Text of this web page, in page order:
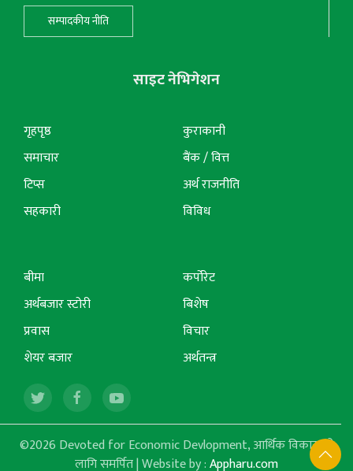
सम्पादकीय नीति
साइट नेभिगेशन
गृहपृष्ठ
समाचार
टिप्स
सहकारी
कुराकानी
बैंक / वित्त
अर्थ राजनीति
विविध
बीमा
अर्थबजार स्टोरी
प्रवास
शेयर बजार
कर्पोरेट
बिशेष
विचार
अर्थतन्त्र
©2026 Devoted for Economic Devlopment, आर्थिक विकासको
लागि समर्पित | Website by :Appharu.com